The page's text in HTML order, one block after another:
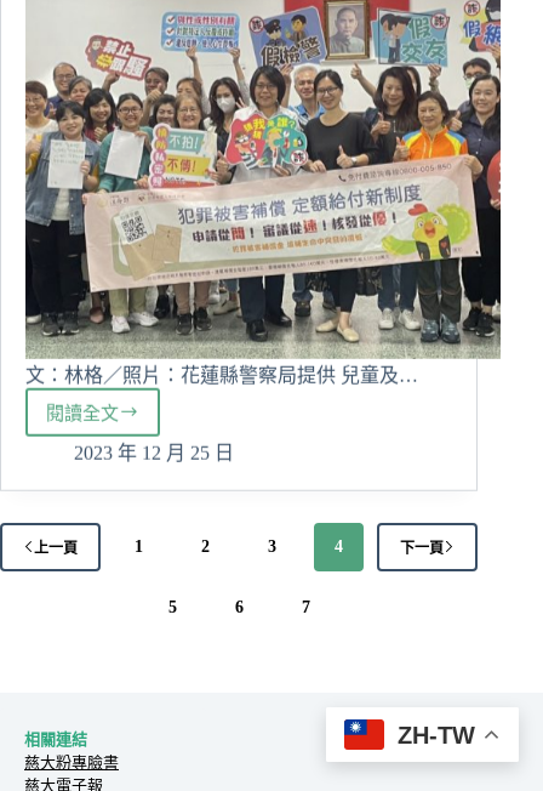
文：林格／照片：花蓮縣警察局提供 兒童及…
閱讀全文
慈
濟
學
USR
計
攜
2023 年 12 月 25 日
上一頁 1 2 3 4
5 6 7
下一頁
相關連結
慈大粉專臉書
慈大電子報
ZH-TW